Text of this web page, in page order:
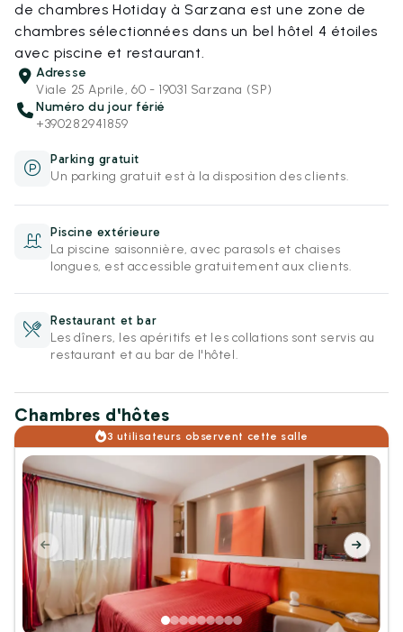
de chambres Hotiday à Sarzana est une zone de
chambres sélectionnées dans un bel hôtel 4 étoiles
avec piscine et restaurant.
Adresse
Viale 25 Aprile, 60 - 19031 Sarzana (SP)
Numéro du jour férié
+390282941859
Parking gratuit
Un parking gratuit est à la disposition des clients.
Piscine extérieure
La piscine saisonnière, avec parasols et chaises
longues, est accessible gratuitement aux clients.
Restaurant et bar
Les dîners, les apéritifs et les collations sont servis au
restaurant et au bar de l'hôtel.
Chambres d'hôtes
3 utilisateurs observent cette salle